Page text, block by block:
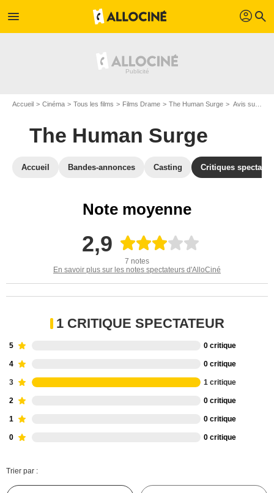
menu profil search
Accueil Cinéma Tous les films Films Drame The Human Surge Avis sur The Human Surge
The Human Surge
Accueil Bandes-annonces Casting Critiques
Note moyenne
2,9
7 notes
En savoir plus sur les notes spectateurs d'AlloCiné
1 CRITIQUE SPECTATEUR
5 0 critique
4 0 critique
3 1 critique
2 0 critique
1 0 critique
0 0 critique
Trier par :